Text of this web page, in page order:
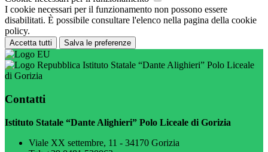
I cookie necessari per il funzionamento non possono essere
disabilitati. È possibile consultare l'elenco nella pagina della cookie
policy.
Accetta tutti Salva le preferenze
Istituto Statale “Dante Alighieri” Polo Liceale
di Gorizia
Contatti
Istituto Statale “Dante Alighieri” Polo Liceale di Gorizia
Viale XX settembre, 11 - 34170 Gorizia